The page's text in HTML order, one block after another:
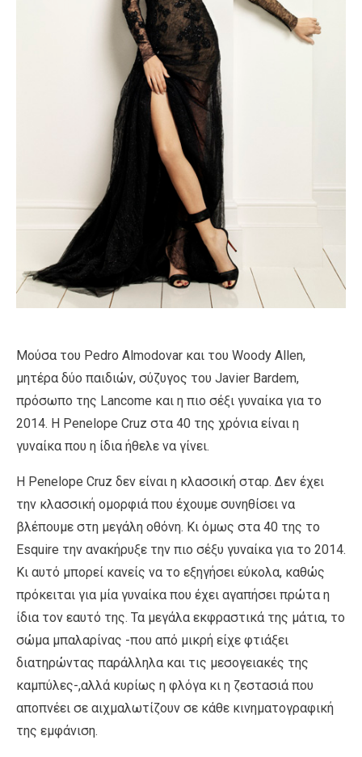
Μούσα του Pedro Almodovar και του Woody Allen,
μητέρα δύο παιδιών, σύζυγος του Javier Bardem,
πρόσωπο της Lancome και η πιο σέξι γυναίκα για το
2014. Η Penelope Cruz στα 40 της χρόνια είναι η
γυναίκα που η ίδια ήθελε να γίνει.
Η Penelope Cruz δεν είναι η κλασσική σταρ. Δεν έχει
την κλασσική ομορφιά που έχουμε συνηθίσει να
βλέπουμε στη μεγάλη οθόνη. Κι όμως στα 40 της το
Esquire την ανακήρυξε την πιο σέξυ γυναίκα για το 2014.
Κι αυτό μπορεί κανείς να το εξηγήσει εύκολα, καθώς
πρόκειται για μία γυναίκα που έχει αγαπήσει πρώτα η
ίδια τον εαυτό της. Τα μεγάλα εκφραστικά της μάτια, το
σώμα μπαλαρίνας -που από μικρή είχε φτιάξει
διατηρώντας παράλληλα και τις μεσογειακές της
καμπύλες-,αλλά κυρίως η φλόγα κι η ζεστασιά που
αποπνέει σε αιχμαλωτίζουν σε κάθε κινηματογραφική
της εμφάνιση.